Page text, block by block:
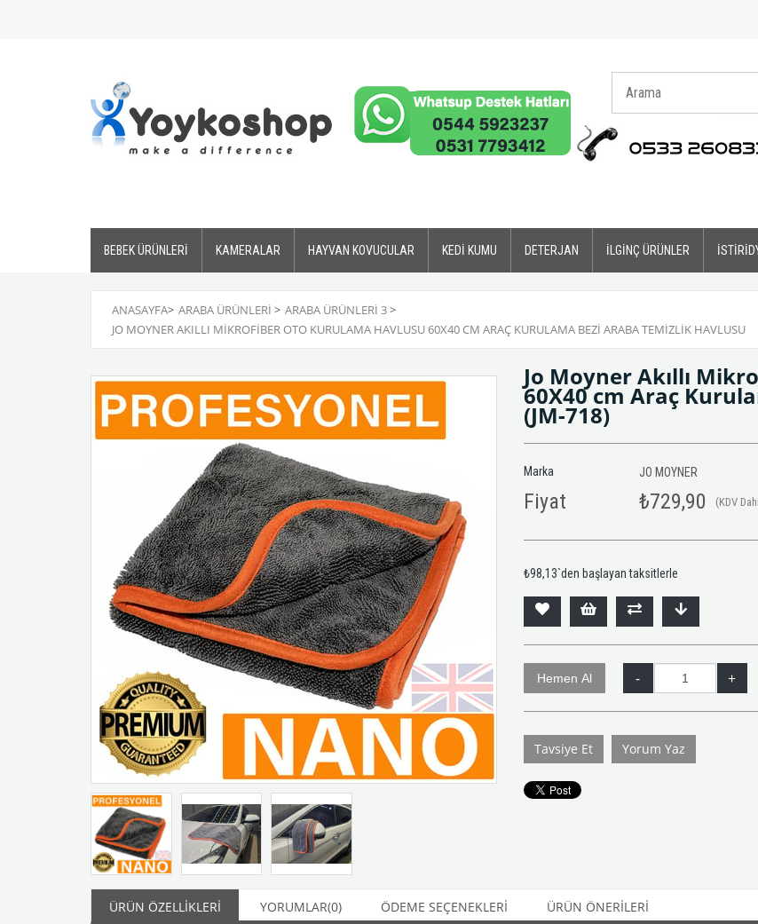
BEBEK ÜRÜNLERİ KAMERALAR HAYVAN KOVUCULAR KEDİ KUMU DETERJAN İLGİNÇ ÜRÜNLER
ANASAYFA> ARABA ÜRÜNLERİ > ARABA ÜRÜNLERI 3>
JO MOYNER AKILLI MIKROFIBER OTO KURULAMA HAVLUSU 60X40 CM ARAÇ KURULAMA BEZI ARABA TEMIZLIK HAVLUSU
Jo Moyner Akıllı
60X40 cm Araç
(JM-718)
Marka JO MOYNER
Fiyat ₺729,90 (KDV
₺98,13`den başlayan taksitlerle
Tavsiye Et Yorum Yaz
ÜRÜN ÖZELLIKLERI YORUMLAR(0) ÖDEME SEÇENEKLERI ÜRÜN ÖNERILERI